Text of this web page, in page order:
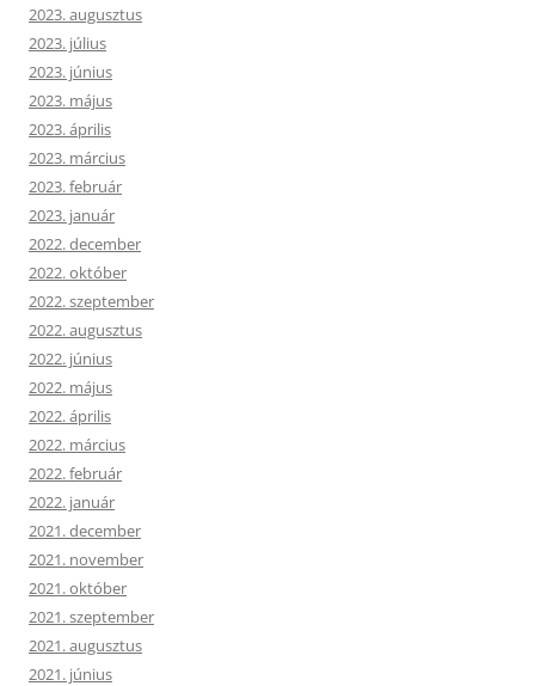
2023. augusztus
2023. július
2023. június
2023. május
2023. április
2023. március
2023. február
2023. január
2022. december
2022. október
2022. szeptember
2022. augusztus
2022. június
2022. május
2022. április
2022. március
2022. február
2022. január
2021. december
2021. november
2021. október
2021. szeptember
2021. augusztus
2021. június